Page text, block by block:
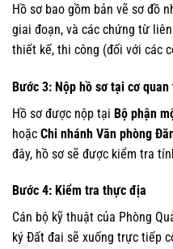
Hồ sơ bao gồm bản vẽ sơ đồ
giai đoạn, và các chứng từ
thiết kế, thi công (đối với các
Bước 3: Nộp hồ sơ tại cơ quan
Hồ sơ được nộp tại Bộ phận
hoặc Chi nhánh Văn phòng
đây, hồ sơ sẽ được kiểm tra
Bước 4: Kiểm tra thực địa
Cán bộ kỹ thuật của Phòng
ký Đất đai sẽ xuống trực tiếp